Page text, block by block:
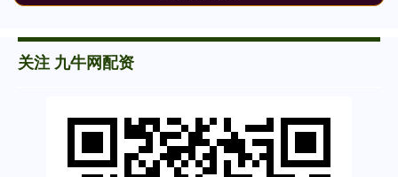
关注 九牛网配资